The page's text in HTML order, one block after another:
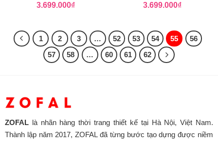
3.699.000₫
3.699.000₫
1 2 3 … 52 53 54 55
56
57
58 … 60 61 62
ZOFALlà nhãn hàng thời trang thiết kế tại Hà Nội, Việt Nam.
Thành lập năm 2017, ZOFAL đã từng bước tạo dựng được niềm